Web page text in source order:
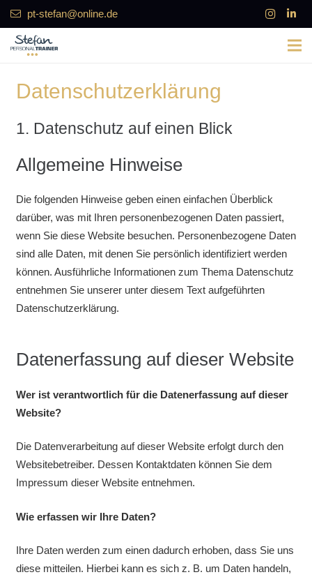
pt-stefan@online.de
Datenschutzerklärung
1. Datenschutz auf einen Blick
Allgemeine Hinweise
Die folgenden Hinweise geben einen einfachen Überblick
darüber, was mit Ihren personenbezogenen Daten passiert,
wenn Sie diese Website besuchen. Personenbezogene Daten
sind alle Daten, mit denen Sie persönlich identifiziert werden
können. Ausführliche Informationen zum Thema Datenschutz
entnehmen Sie unserer unter diesem Text aufgeführten
Datenschutzerklärung.
Datenerfassung auf dieser Website
Wer ist verantwortlich für die Datenerfassung auf dieser
Website?
Die Datenverarbeitung auf dieser Website erfolgt durch den
Websitebetreiber. Dessen Kontaktdaten können Sie dem
Impressum dieser Website entnehmen.
Wie erfassen wir Ihre Daten?
Ihre Daten werden zum einen dadurch erhoben, dass Sie uns
diese mitteilen. Hierbei kann es sich z. B. um Daten handeln,